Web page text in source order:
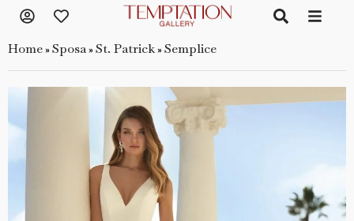
Home» Sposa» St. Patrick» Semplice